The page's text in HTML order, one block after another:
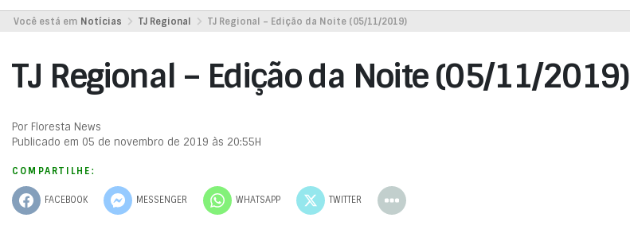
Você está em Notícias TJ Regional TJ Regional – Edição da Noite (05/11/2019)
TJ Regional – Edição da Noite (05/11/2019)
Por Floresta News
Publicado em 05 de novembro de 2019 às 20:55H
COMPARTILHE:
FACEBOOK MESSENGER WHATSAPP TWITTER